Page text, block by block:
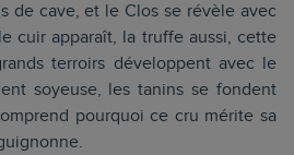
de cave, et le Clos se révèle avec
cuir apparaît, la truffe aussi, cette
terroirs développent avec le
soyeuse, les tanins se fondent
pourquoi ce cru mérite sa